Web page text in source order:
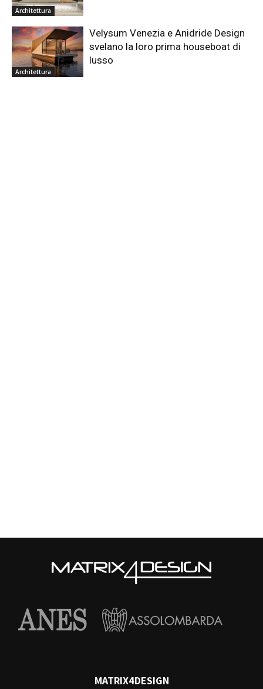
Architettura
Architettura
Velysum Venezia e Anidride Design
svelano la loro prima houseboat di
lusso
MATRIX4DESIGN